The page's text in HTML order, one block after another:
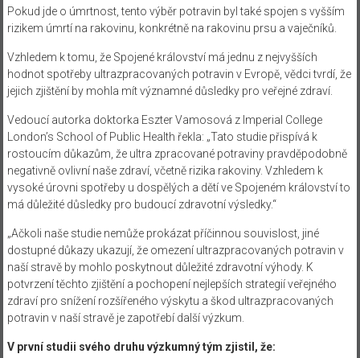
Pokud jde o úmrtnost, tento výběr potravin byl také spojen s vyšším
rizikem úmrtí na rakovinu, konkrétně na rakovinu prsu a vaječníků.
Vzhledem k tomu, že Spojené království má jednu z nejvyšších
hodnot spotřeby ultrazpracovaných potravin v Evropě, vědci tvrdí, že
jejich zjištění by mohla mít významné důsledky pro veřejné zdraví.
Vedoucí autorka doktorka Eszter Vamosová z Imperial College
London’s School of Public Health řekla: „Tato studie přispívá k
rostoucím důkazům, že ultra zpracované potraviny pravděpodobně
negativně ovlivní naše zdraví, včetně rizika rakoviny. Vzhledem k
vysoké úrovni spotřeby u dospělých a dětí ve Spojeném království to
má důležité důsledky pro budoucí zdravotní výsledky.“
„Ačkoli naše studie nemůže prokázat příčinnou souvislost, jiné
dostupné důkazy ukazují, že omezení ultrazpracovaných potravin v
naší stravě by mohlo poskytnout důležité zdravotní výhody. K
potvrzení těchto zjištění a pochopení nejlepších strategií veřejného
zdraví pro snížení rozšířeného výskytu a škod ultrazpracovaných
potravin v naší stravě je zapotřebí další výzkum.
V první studii svého druhu výzkumný tým zjistil, že: